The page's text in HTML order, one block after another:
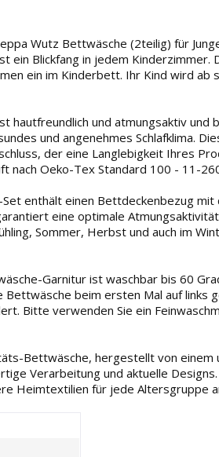
Wutz Bettwäsche (2teilig) für
ein Blickfang in jedem
ein im Kinderbett. Ihr Kind wird ab
hautfreundlich und atmungsaktiv
und angenehmes Schlafklima.
der eine Langlebigkeit Ihres
Oeko-Tex Standard 100 - 11-
enthält einen Bettdeckenbezug
eine optimale
Sommer, Herbst und auch im
Garnitur ist waschbar bis 60
beim ersten Mal auf links
Bitte verwenden Sie ein
Bettwäsche, hergestellt von
Verarbeitung und aktuelle
Heimtextilien für jede Altersgruppe